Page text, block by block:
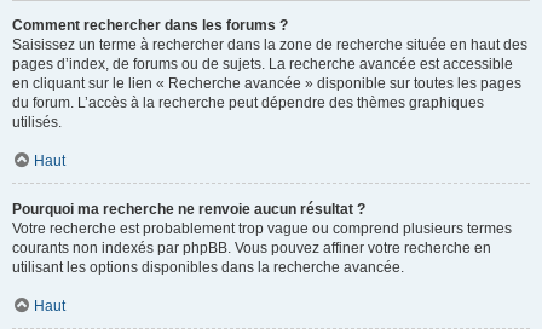
Comment rechercher dans les forums ?
Saisissez un terme à rechercher dans la zone de recherche située en haut des
pages d’index, de forums ou de sujets. La recherche avancée est accessible
en cliquant sur le lien « Recherche avancée » disponible sur toutes les pages
du forum. L’accès à la recherche peut dépendre des thèmes graphiques
utilisés.
Haut
Pourquoi ma recherche ne renvoie aucun résultat ?
Votre recherche est probablement trop vague ou comprend plusieurs termes
courants non indexés par phpBB. Vous pouvez affiner votre recherche en
utilisant les options disponibles dans la recherche avancée.
Haut